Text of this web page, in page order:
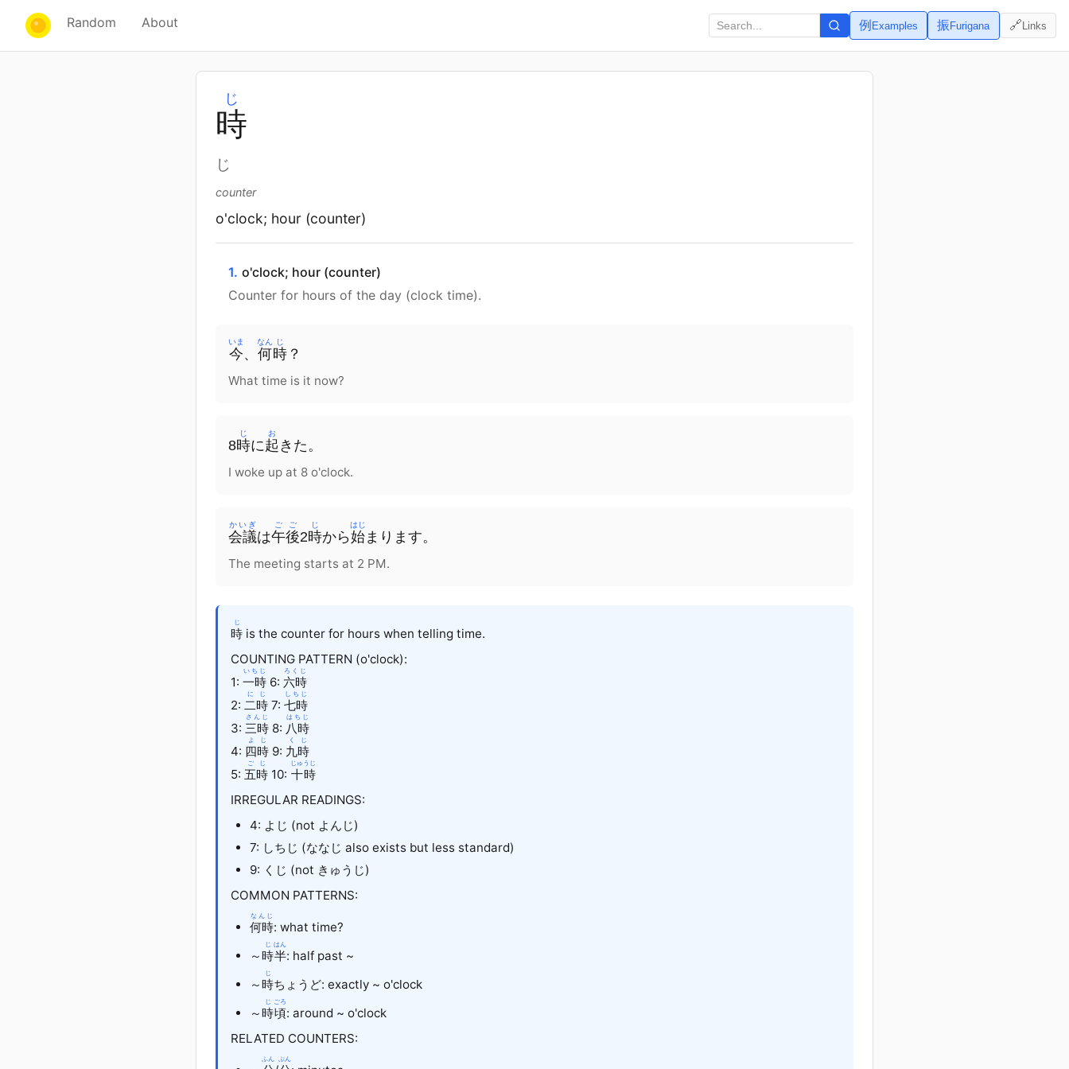
Random About 例 Examples 振Furigana 🔗Links
時
じ
じ
counter
o'clock; hour (counter)
1. o'clock; hour (counter)
Counter for hours of the day (clock time).
今
いま
、 何
なん
時
じ
？
What time is it now?
8時
じ
に起
お
きた。
I woke up at 8 o'clock.
会議
かいぎ
は午後
ごご
2時
じ
から始
はじ
まります。
The meeting starts at 2 PM.
時
じ
is the counter for hours when telling time.
COUNTING PATTERN (o'clock):
1: 一時
いちじ
6: 六時
ろくじ
2: 二時
にじ
7: 七時
しちじ
3: 三時
さんじ
8: 八時
はちじ
4: 四時
よじ
9: 九時
くじ
5: 五時
ごじ
10: 十時
じゅうじ
IRREGULAR READINGS:
4: よじ (not よんじ)
7: しちじ (ななじ also exists but less standard)
9: くじ (not きゅうじ)
COMMON PATTERNS:
何時
なんじ
: what time?
～時
じ
半
はん
: half past ~
～時
じ
ちょうど: exactly ~ o'clock
～時
じ
頃
ごろ
: around ~ o'clock
RELATED COUNTERS:
ふん ぷん